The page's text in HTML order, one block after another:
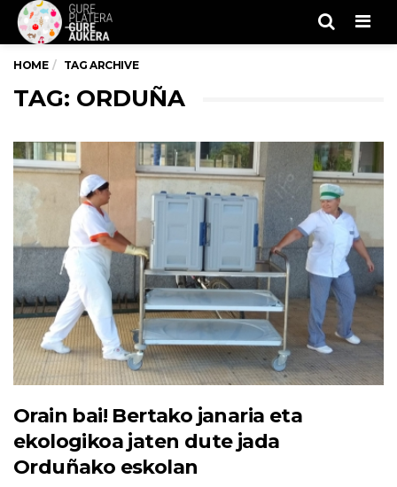
HOME TAG ARCHIVE
TAG: ORDUÑA
Orain bai! Bertako janaria eta
ekologikoa jaten dute jada
Orduñako eskolan